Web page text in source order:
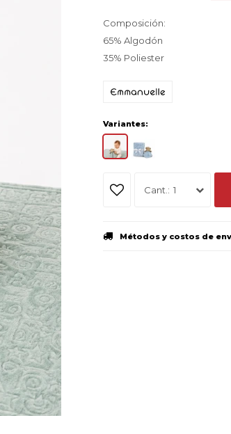
Composición:
65% Algodón
35% Poliester
Variantes:
1
Métodos y costos de